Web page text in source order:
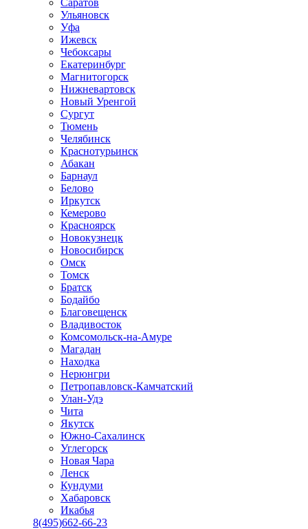
Ульяновск
Уфа
Ижевск
Чебоксары
Екатеринбург
Магнитогорск
Нижневартовск
Новый Уренгой
Сургут
Тюмень
Челябинск
Краснотурьинск
Абакан
Барнаул
Белово
Иркутск
Кемерово
Красноярск
Новокузнецк
Новосибирск
Омск
Томск
Братск
Бодайбо
Благовещенск
Владивосток
Комсомольск-на-Амуре
Магадан
Находка
Нерюнгри
Петропавловск-Камчатский
Улан-Удэ
Чита
Якутск
Южно-Сахалинск
Углегорск
Новая Чара
Ленск
Кундуми
Хабаровск
Икабья
8(495)662-66-23